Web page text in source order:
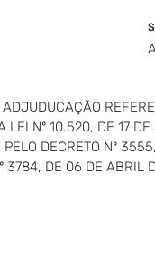
Nº 10.520, DE 17
DECRETO Nº
3784, DE 06 DE ABRIL